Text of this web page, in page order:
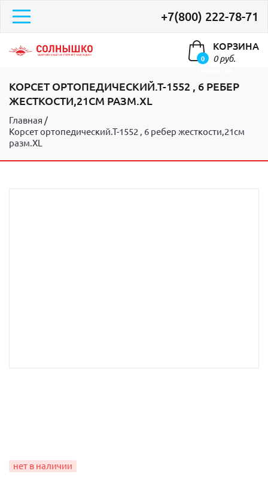
+7(800) 222-78-71
0
КОРЗИНА
0 руб.
КОРСЕТ ОРТОПЕДИЧЕСКИЙ.Т-1552 , 6 РЕБЕР
ЖЕСТКОСТИ,21СМ РАЗМ.XL
Главная
Корсет ортопедический.Т-1552 , 6 ребер жесткости,21см
разм.XL